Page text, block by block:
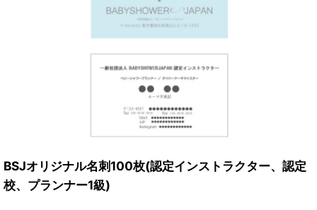
BSJオリジナル名刺100枚(認定インストラクター、認定
校、プランナー1級)